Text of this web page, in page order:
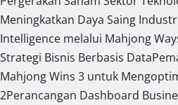
Meningkatkan Daya Saing
Intelligence melalui Mahjong
Strategi Bisnis Berbasis Data
Mahjong Wins 3 untuk
2Perancangan Dashboard